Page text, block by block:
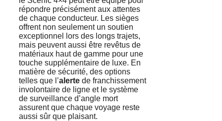
répondre précisément aux attentes
de chaque conducteur. Les sièges
offrent non seulement un soutien
exceptionnel lors des longs trajets,
mais peuvent aussi être revêtus de
matériaux haut de gamme pour une
touche supplémentaire de luxe. En
matière de sécurité, des options
telles que l’alerte de franchissement
involontaire de ligne et le système
de surveillance d’angle mort
assurent que chaque voyage reste
aussi sûr que plaisant.